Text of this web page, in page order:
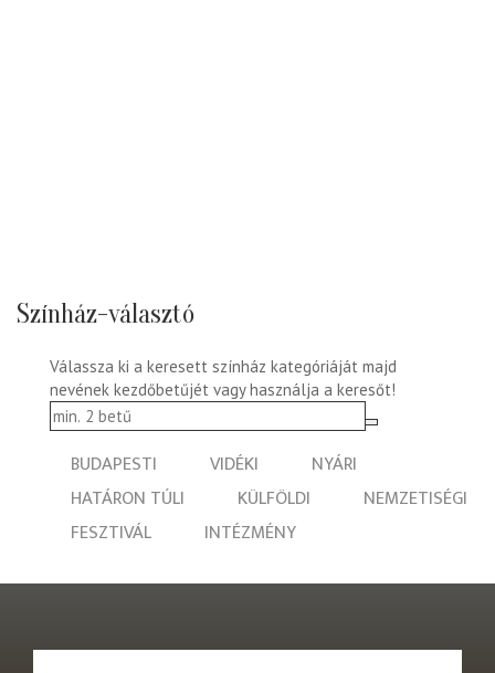
Színház-választó
Válassza ki a keresett színház kategóriáját majd
nevének kezdőbetűjét vagy használja a keresőt!
BUDAPESTI VIDÉKI
NYÁRI
HATÁRON TÚLI
KÜLFÖLDI
NEMZETISÉGI
FESZTIVÁL
INTÉZMÉNY